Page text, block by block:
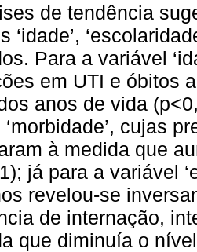
de tendência
‘idade’,
Para a variável
em UTI e óbitos
anos de vida
cujas
à medida que
já para a variável
revelou-se
de internação,
que diminuía o